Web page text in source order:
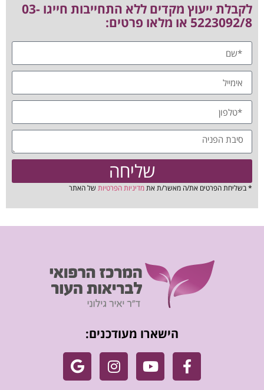
לקבלת ייעוץ מקדים ללא התחייבות חייגו 03-
5223092/8 או מלאו פרטים:
שליחה
* בשליחת הפרטים את/ה מאשר/ת אתמדיניות הפרטיות של האתר
הישארו מעודכנים: